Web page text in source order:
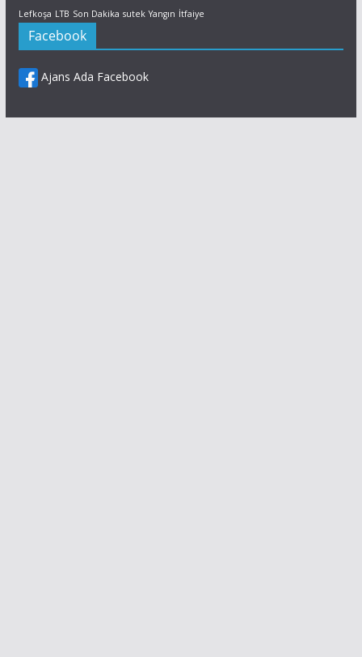
Lefkoşa LTB Son Dakika sutek Yangın İtfaiye
Facebook
Ajans Ada Facebook